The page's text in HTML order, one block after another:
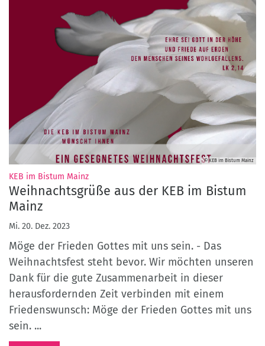
© KEB im Bistum Mainz
KEB im Bistum Mainz:
Weihnachtsgrüße aus der KEB im Bistum
Mainz
Mi. 20. Dez. 2023
Möge der Frieden Gottes mit uns sein. - Das
Weihnachtsfest steht bevor. Wir möchten unseren
Dank für die gute Zusammenarbeit in dieser
herausfordernden Zeit verbinden mit einem
Friedenswunsch: Möge der Frieden Gottes mit uns
sein. ...